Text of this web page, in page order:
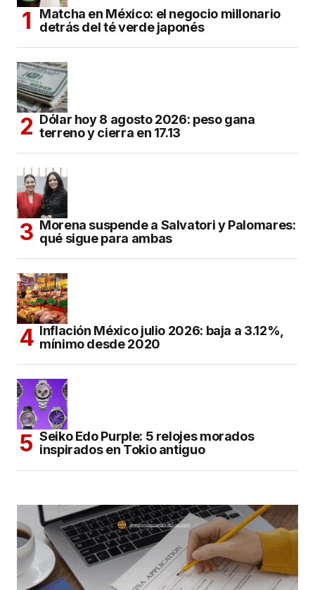
Matcha en México: el negocio millonario
detrás del té verde japonés
Dólar hoy 8 agosto 2026: peso gana
terreno y cierra en 17.13
Morena suspende a Salvatori y Palomares:
qué sigue para ambas
Inflación México julio 2026: baja a 3.12%,
mínimo desde 2020
Seiko Edo Purple: 5 relojes morados
inspirados en Tokio antiguo